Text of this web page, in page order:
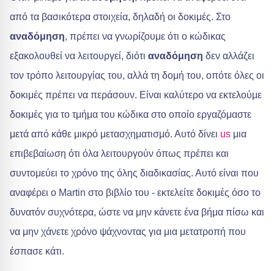
από τα βασικότερα στοιχεία, δηλαδή οι δοκιμές. Στο
αναδόμηση, πρέπει να γνωρίζουμε ότι ο κώδικας
εξακολουθεί να λειτουργεί, διότι αναδόμηση δεν αλλάζει
τον τρόπο λειτουργίας του, αλλά τη δομή του, οπότε όλες οι
δοκιμές πρέπει να περάσουν. Είναι καλύτερο να εκτελούμε
δοκιμές για το τμήμα του κώδικα στο οποίο εργαζόμαστε
μετά από κάθε μικρό μετασχηματισμό. Αυτό δίνει us μια
επιβεβαίωση ότι όλα λειτουργούν όπως πρέπει και
συντομεύει το χρόνο της όλης διαδικασίας. Αυτό είναι που
αναφέρει ο Martin στο βιβλίο του - εκτελείτε δοκιμές όσο το
δυνατόν συχνότερα, ώστε να μην κάνετε ένα βήμα πίσω και
να μην χάνετε χρόνο ψάχνοντας για μια μετατροπή που
έσπασε κάτι.